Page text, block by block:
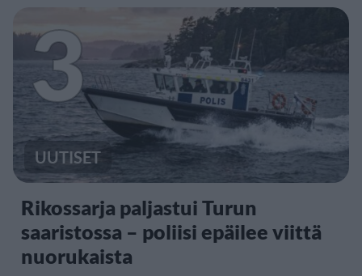
3
UUTISET
Rikossarja paljastui Turun
saaristossa – poliisi epäilee viittä
nuorukaista